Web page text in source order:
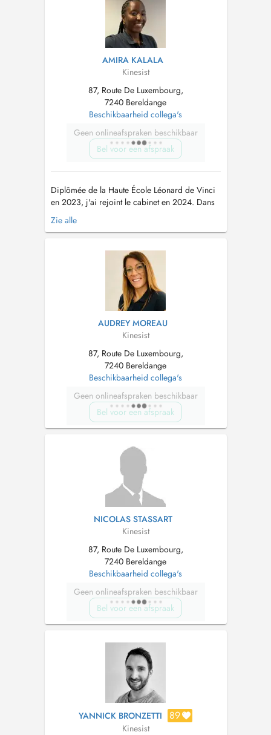
AMIRA KALALA
Kinesist
87, Route De Luxembourg,
7240 Bereldange
Beschikbaarheid collega's
Geen onlineafspraken beschikbaar
Bel voor een afspraak
Diplômée de la Haute École Léonard de Vinci
en 2023, j'ai rejoint le cabinet en 2024. Dans
une démarche de perfectionnement continu, je
me suis formée en périnéologie et périnatalité,
périnée, afin de prendre en charge les troubles
uro-gynécologiques,...
Zie alle
AUDREY MOREAU
Kinesist
87, Route De Luxembourg,
7240 Bereldange
Beschikbaarheid collega's
Geen onlineafspraken beschikbaar
Bel voor een afspraak
NICOLAS STASSART
Kinesist
87, Route De Luxembourg,
7240 Bereldange
Beschikbaarheid collega's
Geen onlineafspraken beschikbaar
Bel voor een afspraak
YANNICK BRONZETTI 89
Kinesist